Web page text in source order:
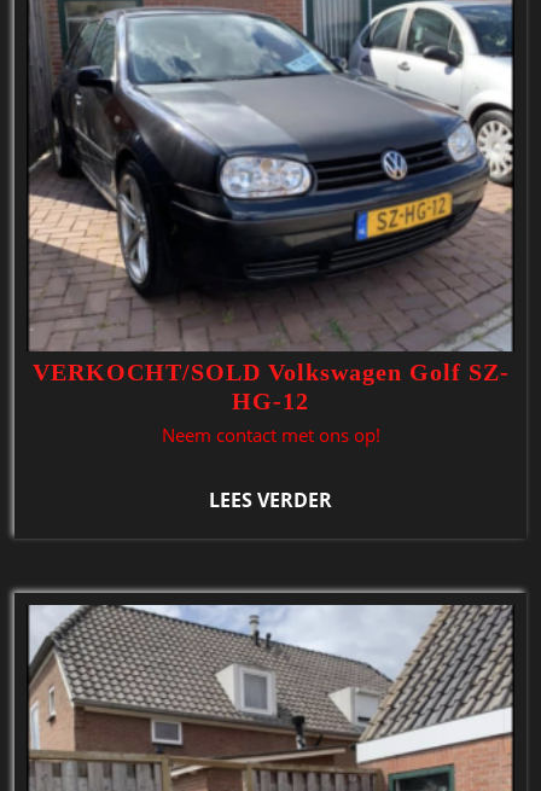
VERKOCHT/SOLD Volkswagen Golf SZ-
HG-12
Neem contact met ons op!
LEES VERDER